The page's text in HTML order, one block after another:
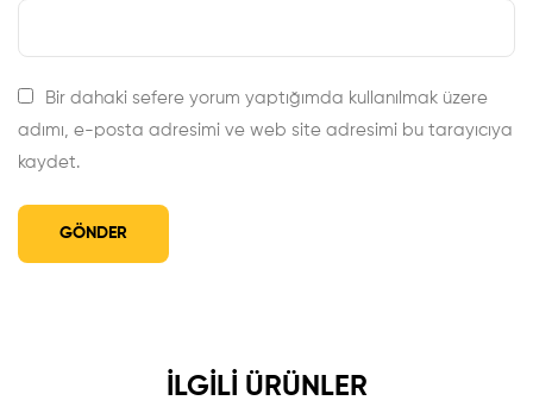
Bir dahaki sefere yorum yaptığımda kullanılmak üzere
adımı, e-posta adresimi ve web site adresimi bu tarayıcıya
kaydet.
İLGILI ÜRÜNLER